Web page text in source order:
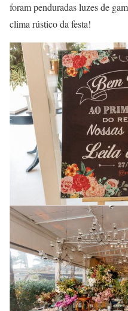
foram penduradas luzes de
clima rústico da festa!